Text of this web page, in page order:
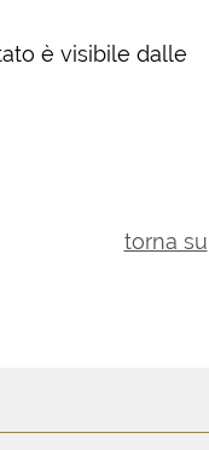
è visibile dalle
torna su